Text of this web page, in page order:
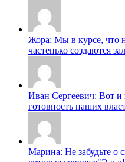
Жора: Мы в курсе, что
частенько создаются
Иван Сергеевич: Вот и
готовность наших
Марина: Не забудьте о